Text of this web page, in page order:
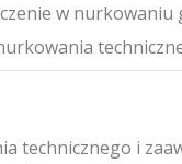
w nurkowaniu
technicznego i